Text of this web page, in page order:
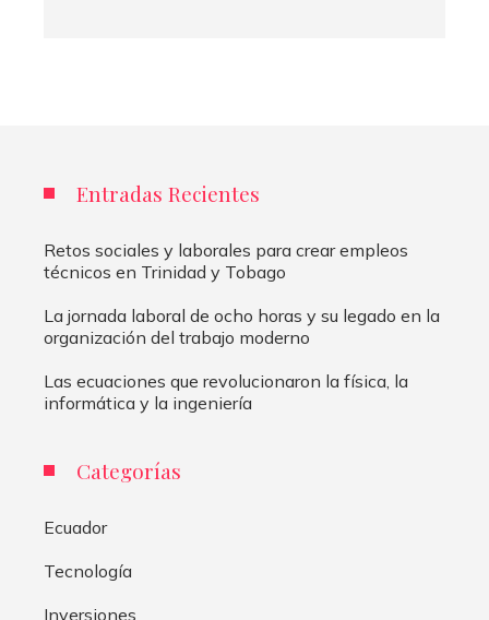
Entradas Recientes
Retos sociales y laborales para crear empleos
técnicos en Trinidad y Tobago
La jornada laboral de ocho horas y su legado en la
organización del trabajo moderno
Las ecuaciones que revolucionaron la física, la
informática y la ingeniería
Categorías
Ecuador
Tecnología
Inversiones